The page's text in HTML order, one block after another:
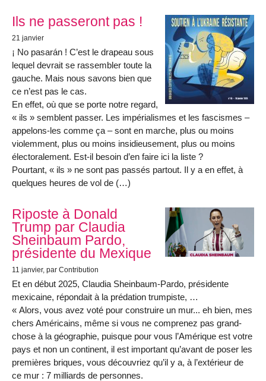
Ils ne passeront pas !
21 janvier
¡ No pasarán ! C’est le drapeau sous
lequel devrait se rassembler toute la
gauche. Mais nous savons bien que
ce n’est pas le cas.
En effet, où que se porte notre regard,
« ils » semblent passer. Les impérialismes et les fascismes –
appelons-les comme ça – sont en marche, plus ou moins
violemment, plus ou moins insidieusement, plus ou moins
électoralement. Est-il besoin d’en faire ici la liste ?
Pourtant, « ils » ne sont pas passés partout. Il y a en effet, à
quelques heures de vol de (…)
Riposte à Donald
Trump par Claudia
Sheinbaum Pardo,
présidente du Mexique
11 janvier, par Contribution
Et en début 2025, Claudia Sheinbaum-Pardo, présidente
mexicaine, répondait à la prédation trumpiste, …
« Alors, vous avez voté pour construire un mur... eh bien, mes
chers Américains, même si vous ne comprenez pas grand-
chose à la géographie, puisque pour vous l’Amérique est votre
pays et non un continent, il est important qu’avant de poser les
premières briques, vous découvriez qu’il y a, à l’extérieur de
ce mur : 7 milliards de personnes.